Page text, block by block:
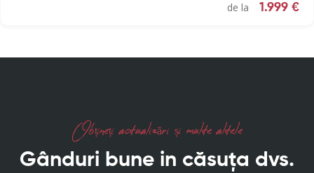
de la 1.999 €
Obțineți actualizări și multe altele
Gânduri bune in căsuța dvs.